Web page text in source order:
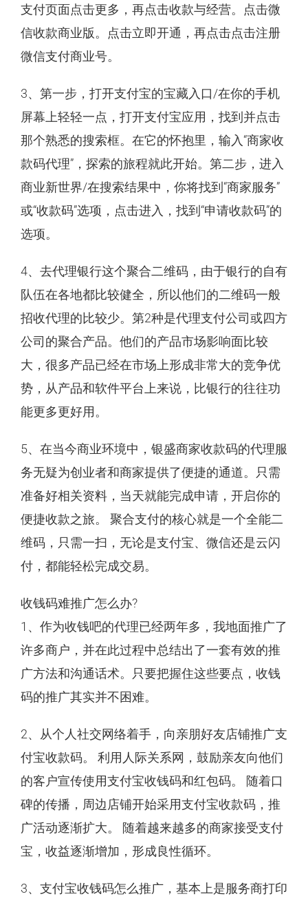
支付页面点击更多，再点击收款与经营。点击微
信收款商业版。点击立即开通，再点击点击注册
微信支付商业号。
3、第一步，打开支付宝的宝藏入口/在你的手机
屏幕上轻轻一点，打开支付宝应用，找到并点击
那个熟悉的搜索框。在它的怀抱里，输入“商家收
款码代理”，探索的旅程就此开始。第二步，进入
商业新世界/在搜索结果中，你将找到“商家服务”
或“收款码”选项，点击进入，找到“申请收款码”的
选项。
4、去代理银行这个聚合二维码，由于银行的自有
队伍在各地都比较健全，所以他们的二维码一般
招收代理的比较少。第2种是代理支付公司或四方
公司的聚合产品。他们的产品市场影响面比较
大，很多产品已经在市场上形成非常大的竞争优
势，从产品和软件平台上来说，比银行的往往功
能更多更好用。
5、在当今商业环境中，银盛商家收款码的代理服
务无疑为创业者和商家提供了便捷的通道。只需
准备好相关资料，当天就能完成申请，开启你的
便捷收款之旅。 聚合支付的核心就是一个全能二
维码，只需一扫，无论是支付宝、微信还是云闪
付，都能轻松完成交易。
收钱码难推广怎么办?
1、作为收钱吧的代理已经两年多，我地面推广了
许多商户，并在此过程中总结出了一套有效的推
广方法和沟通话术。只要把握住这些要点，收钱
码的推广其实并不困难。
2、从个人社交网络着手，向亲朋好友店铺推广支
付宝收款码。 利用人际关系网，鼓励亲友向他们
的客户宣传使用支付宝收钱码和红包码。 随着口
碑的传播，周边店铺开始采用支付宝收款码，推
广活动逐渐扩大。 随着越来越多的商家接受支付
宝，收益逐渐增加，形成良性循环。
3、支付宝收钱码怎么推广，基本上是服务商打印